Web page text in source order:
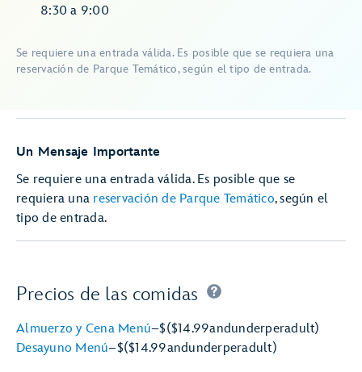
8:30 a 9:00
Se requiere una entrada válida. Es posible que se requiera una
reservación de Parque Temático, según el tipo de entrada.
Un Mensaje Importante
Se requiere una entrada válida. Es posible que se
requiera una reservación de Parque Temático, según el
tipo de entrada.
Precios de las comidas
Almuerzo y Cena Menú–$($14.99andunderperadult)
Desayuno Menú–$($14.99andunderperadult)